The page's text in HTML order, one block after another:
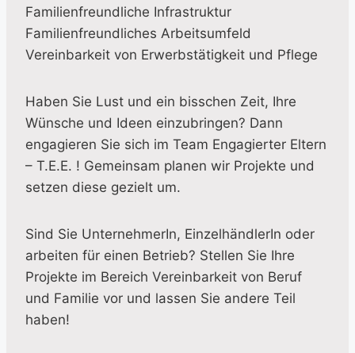
Familienfreundliche Infrastruktur
Familienfreundliches Arbeitsumfeld
Vereinbarkeit von Erwerbstätigkeit und Pflege
Haben Sie Lust und ein bisschen Zeit, Ihre
Wünsche und Ideen einzubringen? Dann
engagieren Sie sich im Team Engagierter Eltern
– T.E.E. ! Gemeinsam planen wir Projekte und
setzen diese gezielt um.
Sind Sie UnternehmerIn, EinzelhändlerIn oder
arbeiten für einen Betrieb? Stellen Sie Ihre
Projekte im Bereich Vereinbarkeit von Beruf
und Familie vor und lassen Sie andere Teil
haben!